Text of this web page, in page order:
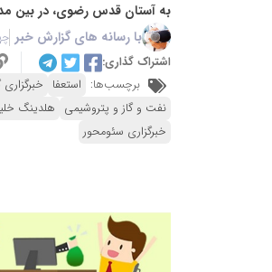
به آستان قدس رضوی، در بین
با رسانه های گزارش خبر
اشتراک گذاری:
برچسب‌ها: استعفا
نفت و گاز و پتروشیمی
هلدینگ
خبرگزاری سئومحور